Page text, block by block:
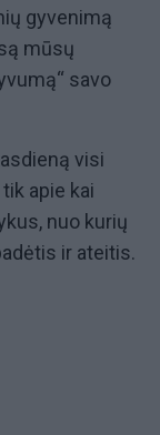
gyvenimą
mūsų
savo
visi
apie kai
nuo kurių
ir ateitis.